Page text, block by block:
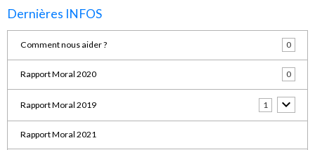
Dernières INFOS
Comment nous aider ? 0
Rapport Moral 2020 0
Rapport Moral 2019 1
Rapport Moral 2021